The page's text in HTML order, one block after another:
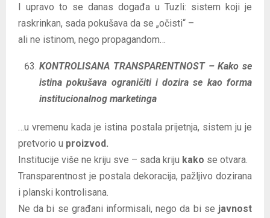
I upravo to se danas događa u Tuzli: sistem koji je
raskrinkan, sada pokušava da se „očisti“ –
ali ne istinom, nego propagandom…
KONTROLISANA TRANSPARENTNOST – Kako se
istina pokušava ograničiti i dozira se kao forma
institucionalnog marketinga
…u vremenu kada je istina postala prijetnja, sistem ju je
pretvorio u proizvod.
Institucije više ne kriju sve – sada kriju kako se otvara.
Transparentnost je postala dekoracija, pažljivo dozirana
i planski kontrolisana.
Ne da bi se građani informisali, nego da bi se javnost